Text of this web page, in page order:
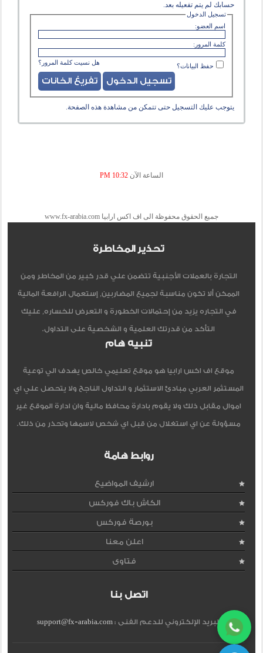
حسابك لم يتم تفعيله بعد.
تسجيل الدخول
اسم العضو:
كلمة المرور:
هل نسيت كلمة المرور؟ حفظ البيانات؟
يتوجب عليك التسجيل حتى تتمكن من مشاهدة هذه الصفحة.
الساعة الآن 10:32 PM
جميع الحقوق محفوظة الى اف اكس ارابيا www.fx-arabia.com
تحذير المخاطرة
التجارة بالعملات الأجنبية تتضمن علي قدر كبير من المخاطر ومن
الممكن ألا تكون مناسبة لجميع المضاربين, إستعمال الرافعة المالية
في التجاره يزيد من إحتمالات الخطورة و التعرض للخساره, عليك
التأكد من قدرتك العلمية و الشخصية على التداول.
تنبيه هام
موقع اف اكس ارابيا هو موقع تعليمي خالص يهدف الي توعية
المستثمر العربي مبادئ الاستثمار و التداول الناجح ولا يتحصل علي اي
اموال مقابل ذلك ولا يقوم بادارة محافظ مالية وان ادارة الموقع غير
مسؤولة عن اي استغلال من قبل اي شخص لاسمها وتحذر من ذلك.
روابط هامة
ارشيف المواضيع
الكاش باك فوركس
بورصة فوركس
اعلن معنا
فتاوى
اتصل بنا
البريد الإلكتروني للدعم الفنى :support@fx-arabia.com